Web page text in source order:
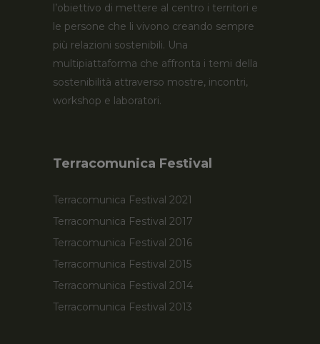
l’obiettivo di mettere al centro i territori e
le persone che li vivono creando sempre
più relazioni sostenibili. Una
multipiattaforma che affronta i temi della
sostenibilità attraverso mostre, incontri,
workshop e laboratori.
Terracomunica Festival
Terracomunica Festival 2021
Terracomunica Festival 2017
Terracomunica Festival 2016
Terracomunica Festival 2015
Terracomunica Festival 2014
Terracomunica Festival 2013